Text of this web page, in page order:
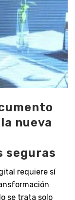
nueva
seguras
requiere sí
se trata solo